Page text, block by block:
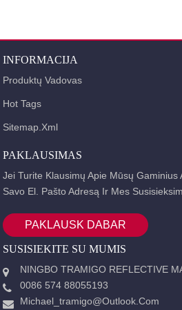
INFORMACIJA
Produktų Vadovas
Hot Tags
Sitemap.xml
PAKLAUSIMAS
Jei Turite Klausimų Apie Mūsų
Savo El. Pašto Adresą Ir Mes
PAKLAUSK DABAR
SUSISIEKITE SU MUMIS
NINGBO TRAMIGO REFLECTIVE
0086 574 88055193
Michael_tramigo@outlook.com